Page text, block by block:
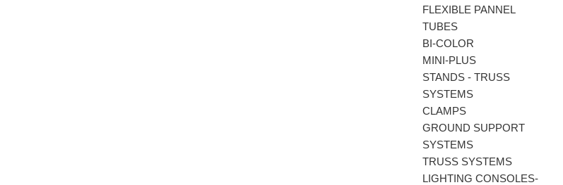
FLEXIBLE PANNEL
TUBES
BI-COLΟR
MINI-PLUS
STANDS - TRUSS
SYSTEMS
CLAMPS
GROUND SUPPORT
SYSTEMS
TRUSS SYSTEMS
LIGHTING CONSOLES-